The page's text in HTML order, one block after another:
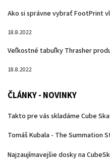
Ako si správne vybrať FootPrint
18.8.2022
Veľkostné tabuľky Thrasher
18.8.2022
ČLÁNKY - NOVINKY
Takto pre vás skladáme Cube
Tomáš Kubala - The Summation
Najzaujímavejšie dosky na